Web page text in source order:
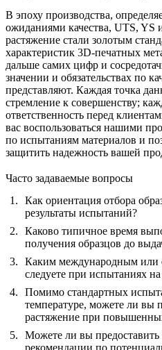
В эпоху производства,
ожиданиями качества, UTS, YS
растяжение стали золотым
характеристик 3D-печатных
дальше самих цифр и
значении и обязательствах по
представляют. Каждая точка
стремление к совершенству;
ответственность перед
вас воспользоваться нашими
по испытаниям материалов и
защитить надежность вашей
Часто задаваемые вопросы
Как ориентация отбора
результаты испытаний?
Каково типичное время
получения образцов до
Каким международным или
следуете при испытаниях
Помимо стандартных
температуре, можете ли вы
растяжение при
Можете ли вы предоставить